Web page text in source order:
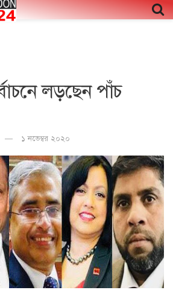
লড়ছেন পাঁচ
১ নভেম্বর ২০২০